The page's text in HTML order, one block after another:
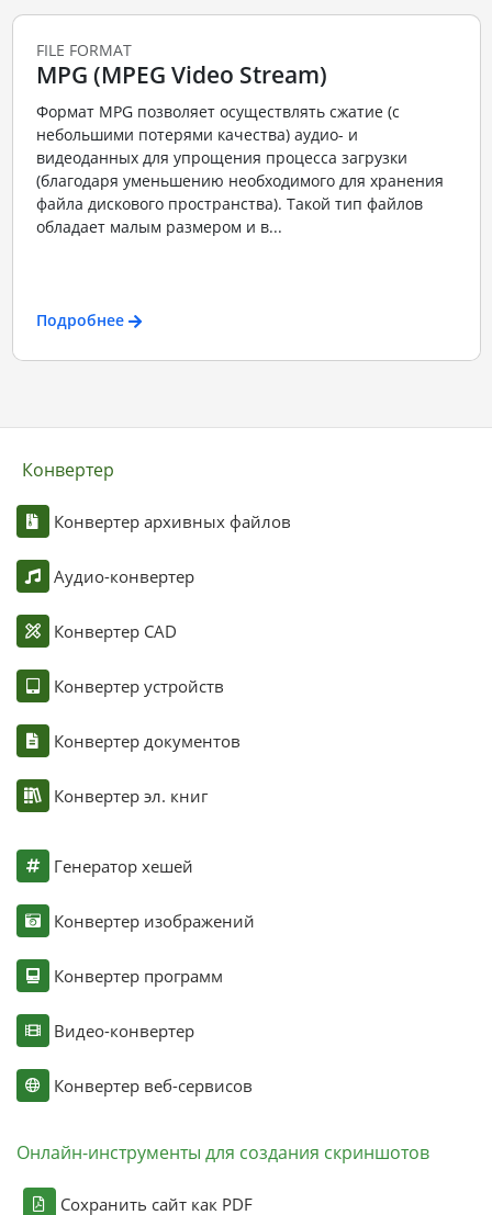
FILE FORMAT
MPG (MPEG Video Stream)
Формат MPG позволяет осуществлять сжатие (с
небольшими потерями качества) аудио- и
видеоданных для упрощения процесса загрузки
(благодаря уменьшению необходимого для хранения
файла дискового пространства). Такой тип файлов
обладает малым размером и в...
Подробнее
Конвертер
Конвертер архивных файлов
Аудио-конвертер
Конвертер CAD
Конвертер устройств
Конвертер документов
Конвертер эл. книг
Генератор хешей
Конвертер изображений
Конвертер программ
Видео-конвертер
Конвертер веб-сервисов
Онлайн-инструменты для создания скриншотов
Сохранить сайт как PDF